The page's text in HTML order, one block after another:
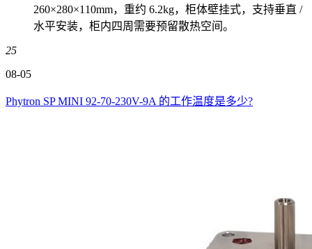
260×280×110mm，重约 6.2kg，柜体壁挂式，支持垂直 /
水平安装，柜内四周需要预留散热空间。
25
08-05
Phytron SP MINI 92-70-230V-9A 的工作温度是多少?